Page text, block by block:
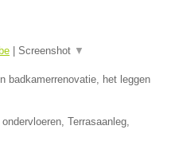
Screenshot ▼
badkamerrenovatie, het leggen
Terrasaanleg,